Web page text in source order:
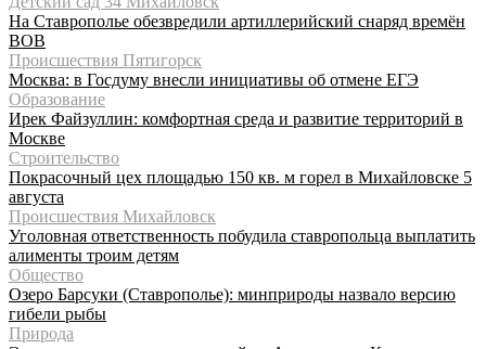
На Ставрополье обезвредили артиллерийский снаряд времён
ВОВ
Происшествия Пятигорск
Москва: в Госдуму внесли инициативы об отмене ЕГЭ
Образование
Ирек Файзуллин: комфортная среда и развитие территорий в
Москве
Строительство
Покрасочный цех площадью 150 кв. м горел в Михайловске 5
августа
Происшествия Михайловск
Уголовная ответственность побудила ставропольца выплатить
алименты троим детям
Общество
Озеро Барсуки (Ставрополье): минприроды назвало версию
гибели рыбы
Природа